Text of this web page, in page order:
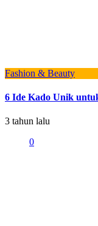
Fashion & Beauty
6 Ide Kado Unik
3 tahun lalu
0